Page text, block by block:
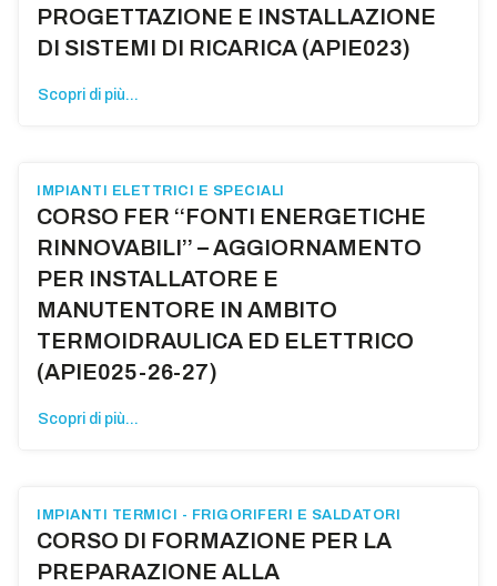
PROGETTAZIONE E INSTALLAZIONE
DI SISTEMI DI RICARICA (APIE023)
Scopri di più...
IMPIANTI ELETTRICI E SPECIALI
CORSO FER ‘‘FONTI ENERGETICHE
RINNOVABILI’’ – AGGIORNAMENTO
PER INSTALLATORE E
MANUTENTORE IN AMBITO
TERMOIDRAULICA ED ELETTRICO
(APIE025-26-27)
Scopri di più...
IMPIANTI TERMICI - FRIGORIFERI E SALDATORI
CORSO DI FORMAZIONE PER LA
PREPARAZIONE ALLA